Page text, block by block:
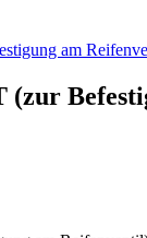
am
(zur